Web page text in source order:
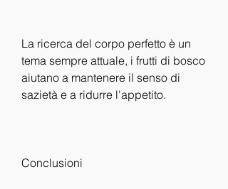
La ricerca del corpo perfetto è un
tema sempre attuale, i frutti di bosco
aiutano a mantenere il senso di
sazietà e a ridurre l'appetito.
Conclusioni